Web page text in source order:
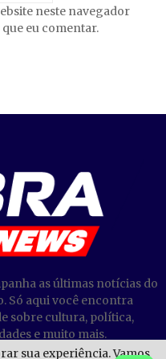
neste navegador
eu comentar.
as últimas notícias do
Só aqui você encontra
sobre cultura, política,
e muito mais.
sua experiência. Vamos